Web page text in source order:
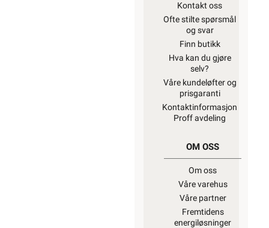
Kontakt oss
Ofte stilte spørsmål
og svar
Finn butikk
Hva kan du gjøre
selv?
Våre kundeløfter og
prisgaranti
Kontaktinformasjon
Proff avdeling
OM OSS
Om oss
Våre varehus
Våre partner
Fremtidens
energiløsninger